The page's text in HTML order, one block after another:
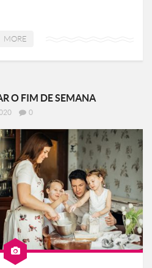
MORE
O FIM DE SEMANA
0